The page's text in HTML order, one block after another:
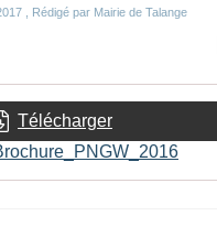
, Rédigé par Mairie de Talange
Télécharger